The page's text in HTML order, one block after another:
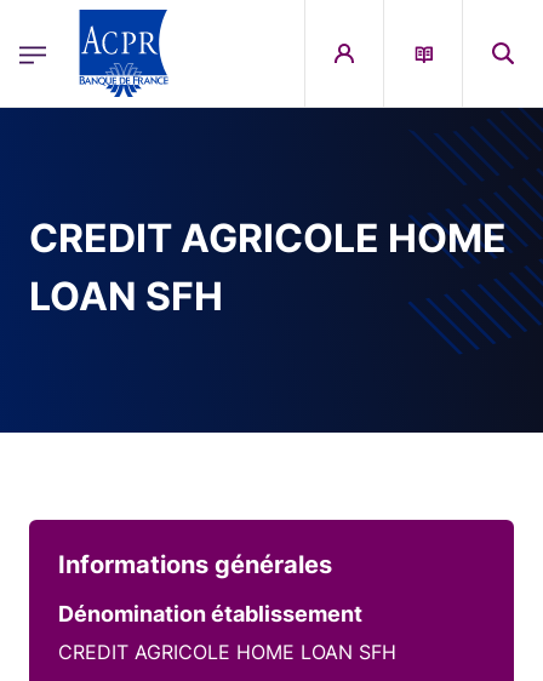
ACPR Menu Principal (French)
CREDIT AGRICOLE HOME
LOAN SFH
Informations générales
Dénomination établissement
CREDIT AGRICOLE HOME LOAN SFH